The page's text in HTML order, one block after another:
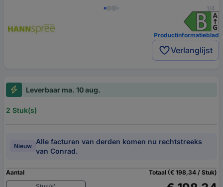
1/4
Productinformatieblad
Verlanglijst
Leverbaar ma. 10 aug.
2 Stuk(s)
Nieuw
Alle facturen van derden komen nu rechtstreeks
van Conrad.
Aantal
Totaal (€ 198,34 / Stuk)